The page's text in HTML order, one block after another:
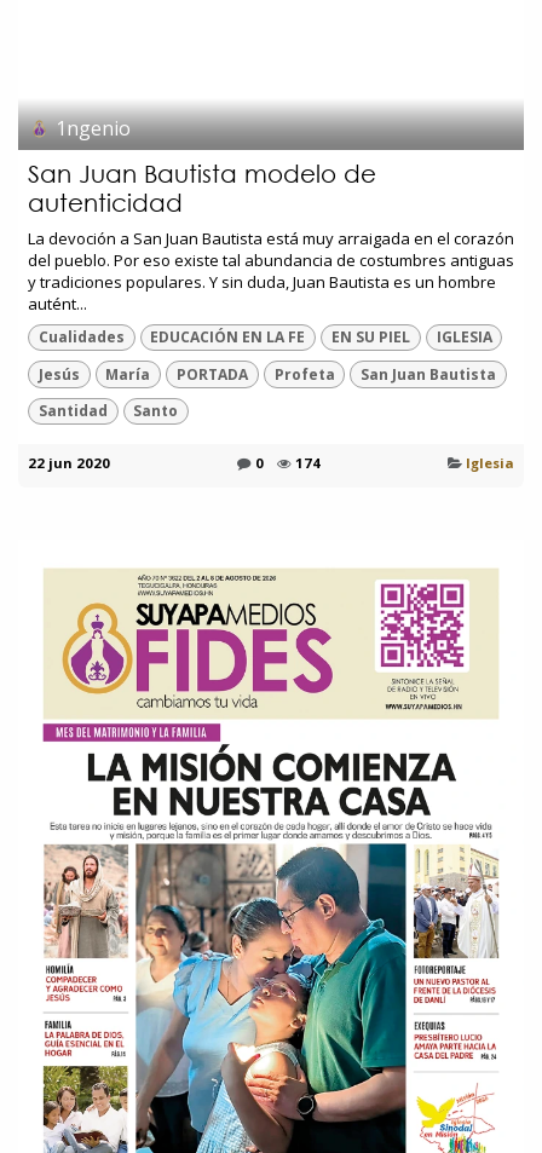
1ngenio
San Juan Bautista modelo de
autenticidad
La devoción a San Juan Bautista está muy arraigada en el corazón
del pueblo. Por eso existe tal abundancia de costumbres antiguas
y tradiciones populares. Y sin duda, Juan Bautista es un hombre
autént...
Cualidades EDUCACIÓN EN LA FE EN SU PIEL
IGLESIA
Jesús
María PORTADA Profeta
San Juan Bautista
Santidad
Santo
22 jun 2020 0 174 Iglesia